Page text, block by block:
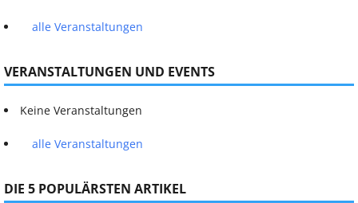
alle Veranstaltungen
VERANSTALTUNGEN UND EVENTS
Keine Veranstaltungen
alle Veranstaltungen
DIE 5 POPULÄRSTEN ARTIKEL